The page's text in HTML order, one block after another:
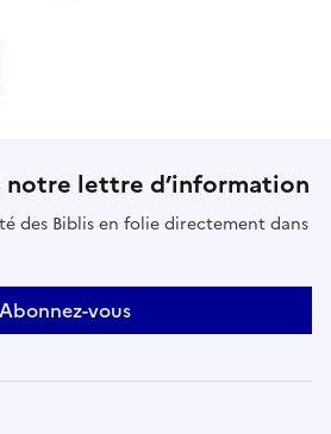
notre lettre d’information
des Biblis en folie directement dans
Abonnez-vous